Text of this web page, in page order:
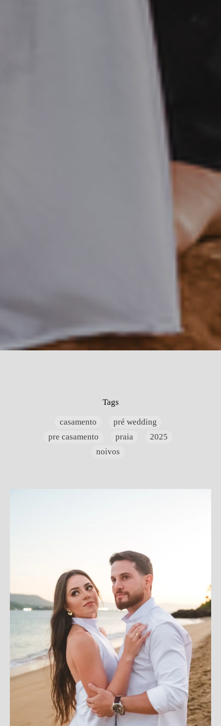
Tags
casamento
pré wedding
pre casamento
praia
2025
noivos